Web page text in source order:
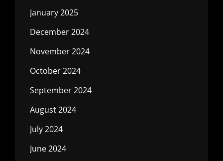
January 2025
December 2024
November 2024
October 2024
September 2024
August 2024
July 2024
June 2024